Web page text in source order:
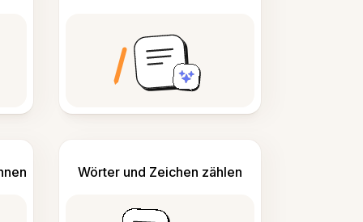
Wörter und Zeichen zählen